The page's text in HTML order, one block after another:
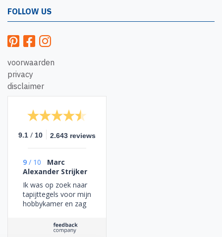
FOLLOW US
voorwaarden
privacy
disclaimer
9.1 / 10 2.643 reviews
9 / 10
Marc
Alexander Strijker
Ik was op zoek naar
tapijttegels voor mijn
hobbykamer en zag
restpartijen verkocht
tegen een gunstige